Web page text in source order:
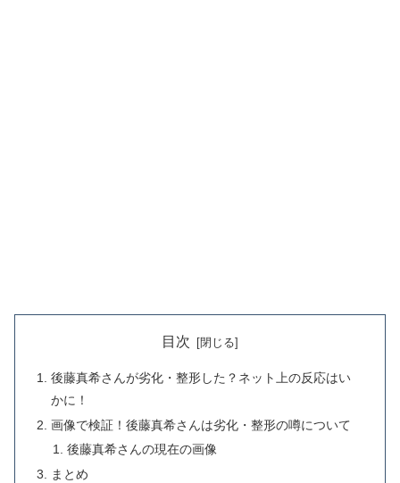
目次
後藤真希さんが劣化・整形した？ネット上の反応はい
かに！
画像で検証！後藤真希さんは劣化・整形の噂について
後藤真希さんの現在の画像
まとめ